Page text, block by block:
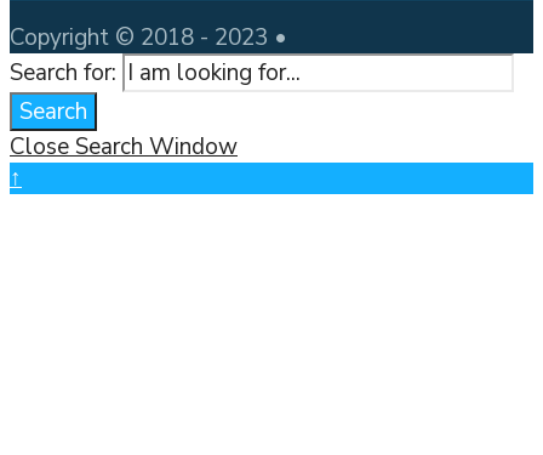
Copyright © 2018 - 2023 •
Search for:
Search
Close Search Window
↑